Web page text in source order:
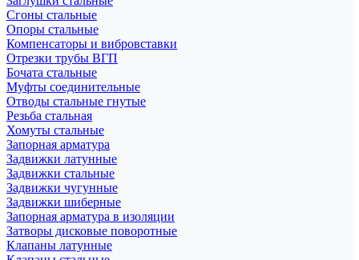
Сгоны стальные
Опоры стальные
Компенсаторы и вибровставки
Отрезки трубы ВГП
Бочата стальные
Муфты соединительные
Отводы стальные гнутые
Резьба стальная
Хомуты стальные
Запорная арматура
Задвижки латунные
Задвижки стальные
Задвижки чугунные
Задвижки шиберные
Запорная арматура в изоляции
Затворы дисковые поворотные
Клапаны латунные